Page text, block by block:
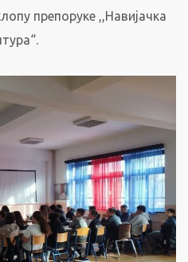
препоруке ,,Навијачка